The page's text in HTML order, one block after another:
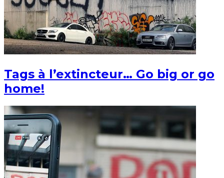
Tags à l’extincteur… Go big or go
home!